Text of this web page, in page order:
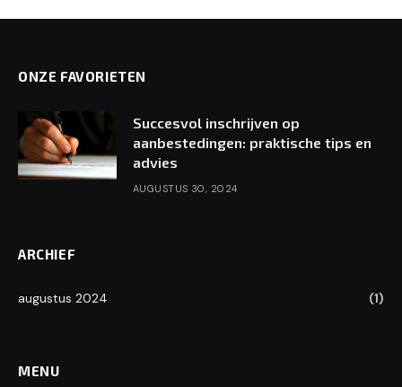
ONZE FAVORIETEN
Succesvol inschrijven op
aanbestedingen: praktische tips en
advies
AUGUSTUS 30, 2024
ARCHIEF
augustus 2024 (1)
MENU